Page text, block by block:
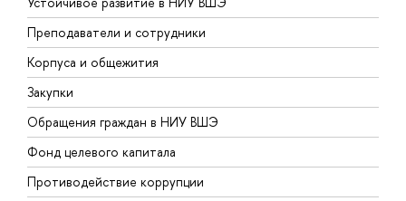
Преподаватели и сотрудники
Корпуса и общежития
Закупки
Обращения граждан в НИУ ВШЭ
Фонд целевого капитала
Противодействие коррупции